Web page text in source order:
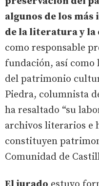
algunos de los
de la literatura y
como responsable
fundación, así como
del patrimonio
Piedra, columnista
ha resaltado “su
archivos literarios e
constituyen
Comunidad de